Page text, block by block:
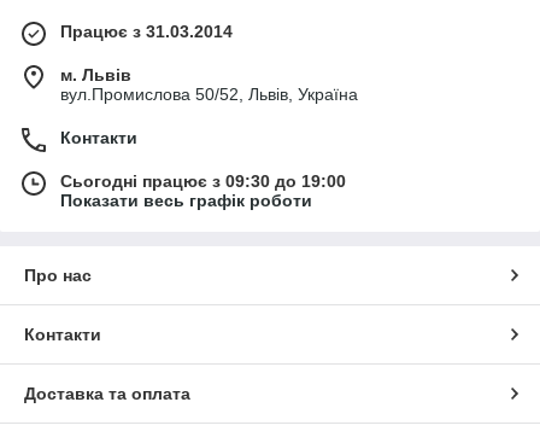
Працює з 31.03.2014
м. Львів
вул.Промислова 50/52, Львів, Україна
Контакти
Сьогодні працює з 09:30 до 19:00
Показати весь графік роботи
Про нас
Контакти
Доставка та оплата